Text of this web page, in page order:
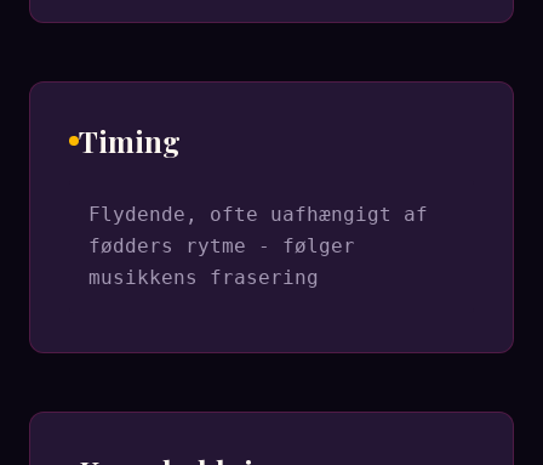
Timing
Flydende, ofte uafhængigt af
fødders rytme - følger
musikkens frasering